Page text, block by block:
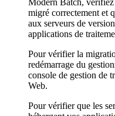
Modern Batch, vérifiez
migré correctement et
aux serveurs de
applications de
Pour vérifier la
redémarrage du
console de gestion de
Web.
Pour vérifier que les